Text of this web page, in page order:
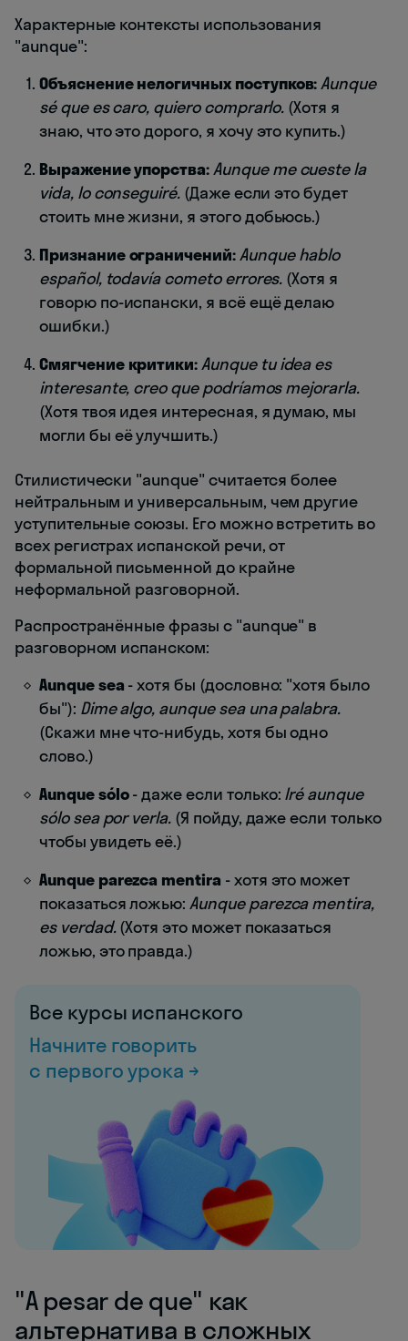
Характерные контексты использования
"aunque":
Объяснение нелогичных поступков:Aunque
sé que es caro, quiero comprarlo. (Хотя я
знаю, что это дорого, я хочу это купить.)
Выражение упорства:Aunque me cueste la
vida, lo conseguiré. (Даже если это будет
стоить мне жизни, я этого добьюсь.)
Признание ограничений:Aunque hablo
español, todavía cometo errores. (Хотя я
говорю по-испански, я всё ещё делаю
ошибки.)
Смягчение критики:Aunque tu idea es
interesante, creo que podríamos mejorarla.
(Хотя твоя идея интересная, я думаю, мы
могли бы её улучшить.)
Стилистически "aunque" считается более
нейтральным и универсальным, чем другие
уступительные союзы. Его можно встретить во
всех регистрах испанской речи, от
формальной письменной до крайне
неформальной разговорной.
Распространённые фразы с "aunque" в
разговорном испанском:
Aunque sea - хотя бы (дословно: "хотя было
бы"): Dime algo, aunque sea una palabra.
(Скажи мне что-нибудь, хотя бы одно
слово.)
Aunque sólo- даже если только: Iré aunque
sólo sea por verla. (Я пойду, даже если только
чтобы увидеть её.)
Aunque parezca mentira - хотя это может
показаться ложью:Aunque parezca mentira,
es verdad.(Хотя это может показаться
ложью, это правда.)
Все курсы испанского
Начните говорить
с первого урока →
"A pesar de que" как
альтернатива в сложных